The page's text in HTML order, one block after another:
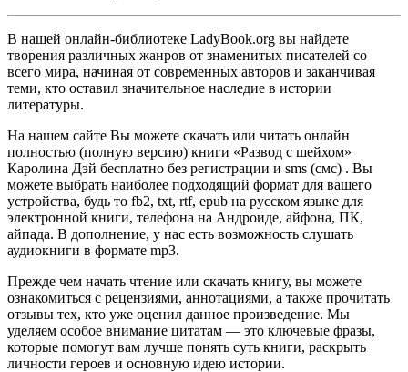
В нашей онлайн-библиотеке LadyBook.org вы найдете
творения различных жанров от знаменитых писателей со
всего мира, начиная от современных авторов и заканчивая
теми, кто оставил значительное наследие в истории
литературы.
На нашем сайте Вы можете скачать или читать онлайн
полностью (полную версию) книги «Развод с шейхом»
Каролина Дэй бесплатно без регистрации и sms (смс) . Вы
можете выбрать наиболее подходящий формат для вашего
устройства, будь то fb2, txt, rtf, epub на русском языке для
электронной книги, телефона на Андроиде, айфона, ПК,
айпада. В дополнение, у нас есть возможность слушать
аудиокниги в формате mp3.
Прежде чем начать чтение или скачать книгу, вы можете
ознакомиться с рецензиями, аннотациями, а также прочитать
отзывы тех, кто уже оценил данное произведение. Мы
уделяем особое внимание цитатам — это ключевые фразы,
которые помогут вам лучше понять суть книги, раскрыть
личности героев и основную идею истории.